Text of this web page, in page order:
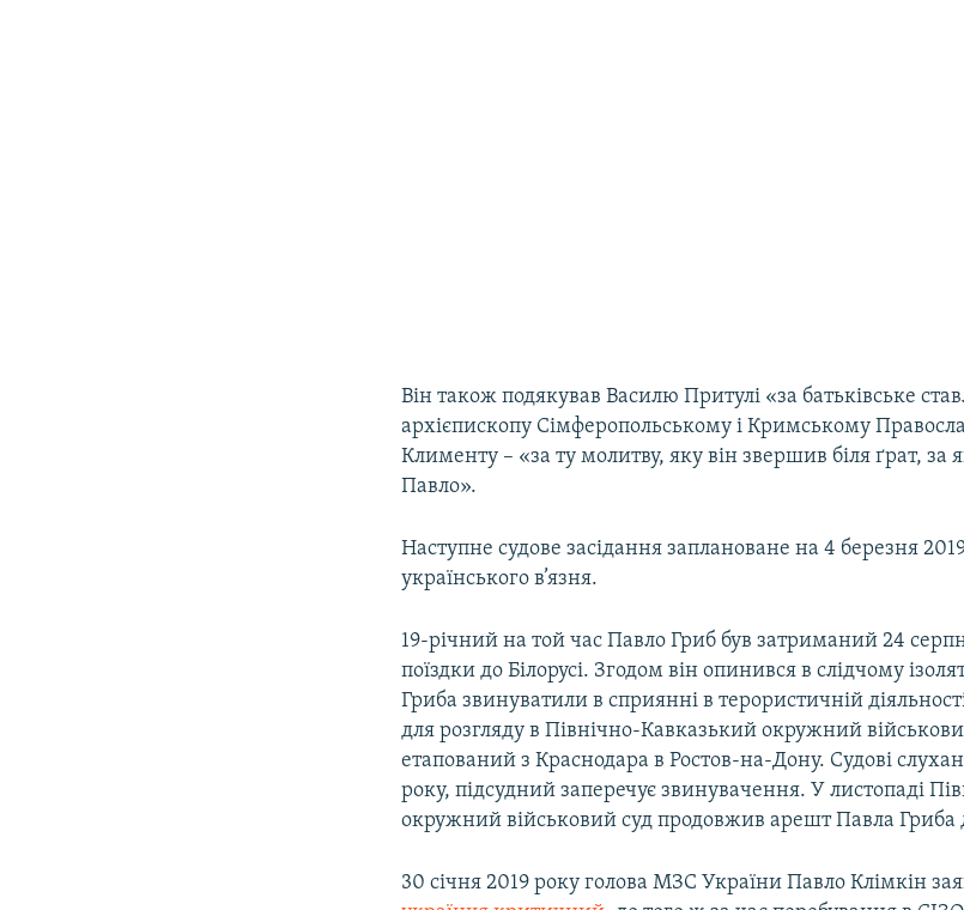
Він також подякував Василю Притулі «за батьківське
архієпископу Сімферопольському і Кримському
Клименту – «за ту молитву, яку він звершив біля ґрат, за
Павло».
Наступне судове засідання заплановане на 4 березня
українського в’язня.
19-річний на той час Павло Гриб був затриманий 24
поїздки до Білорусі. Згодом він опинився в слідчому
Гриба звинуватили в сприянні в терористичній
для розгляду в Північно-Кавказький окружний
етапований з Краснодара в Ростов-на-Дону. Судові
року, підсудний заперечує звинувачення. У листопаді
окружний військовий суд продовжив арешт Павла Гриба
30 січня 2019 року голова МЗС України Павло Клімкін